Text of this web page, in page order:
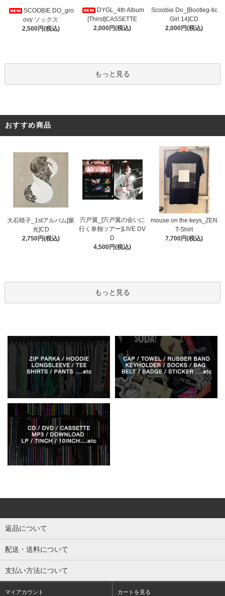
SCOOBIE DO_gro
ovy ソックス
2,500円(税込)
DYGL_4th Album
[Thirst]CASSETTE
2,000円(税込)
Scoobie Do_[Bootleg-tic
Girl 14]CD
2,000円(税込)
もっと見る
おすすめ商品
大石晴子_1stアルバム[脈
光]CD
2,750円(税込)
宍戸翼_[宍戸翼の会いに
行く単独ツアー]LIVE DV
D
4,500円(税込)
mouse on the keys_ZEN
T-Shirt
7,700円(税込)
もっと見る
返品について
配送・送料について
支払い方法について
マイアカウント カートを見る